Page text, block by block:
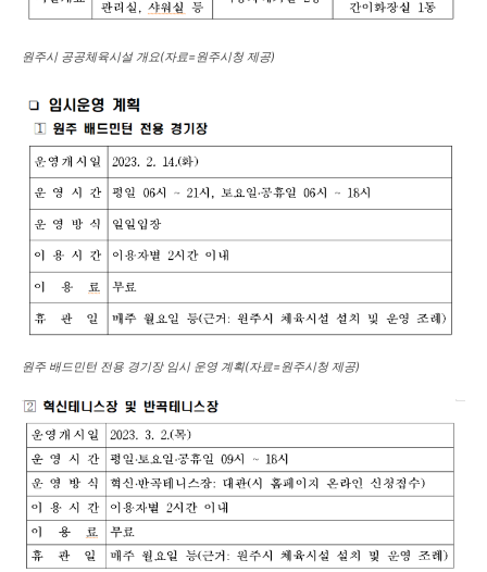
원주시 공공체육시설 개요(자료=원주시청 제공)
원주 배드민턴 전용 경기장 임시 운영 계획(자료=원주시청 제공)